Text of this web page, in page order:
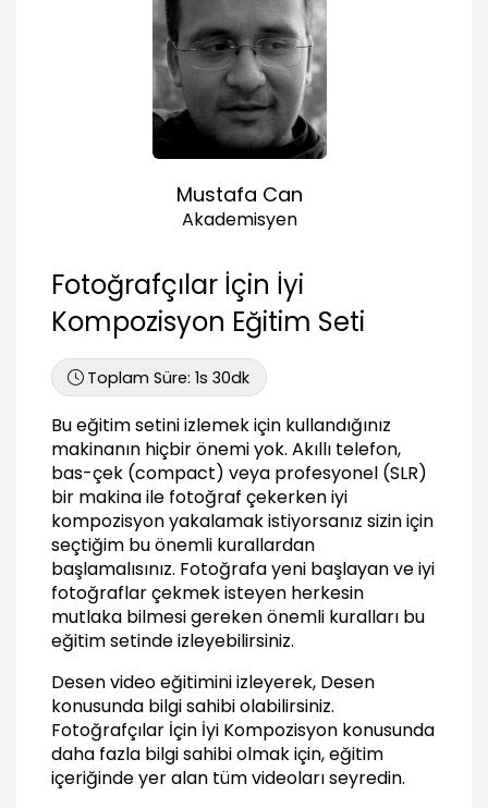
Altın Oran Kuralından Önce/Sonra
İyi Kullanılmış Altın Oran Örnekleri
Altın Üçgenler
İyi Kullanılmış Altın Üçgen Örnekleri
Sadelik
Konuyu Sadeleştirme (Anlatımı Güçlendirmek)
08:17
Sadelik Kuralı Örnekleri
Bakış Açısı
Alttan Bakış (Enerji)
04:03
Yukarıdan Bakış (Küçültme)
04:43
Denge
Simetrik
Asimetrik
02:17
Geometrik
01:08
Mustafa Can
Akademisyen
Fotoğrafçılar İçin İyi
Kompozisyon Eğitim Seti
Toplam Süre:1s 30dk
Bu eğitim setini izlemek için kullandığınız
makinanın hiçbir önemi yok. Akıllı telefon,
bas-çek (compact) veya profesyonel (SLR)
bir makina ile fotoğraf çekerken iyi
kompozisyon yakalamak istiyorsanız sizin için
seçtiğim bu önemli kurallardan
başlamalısınız. Fotoğrafa yeni başlayan ve iyi
fotoğraflar çekmek isteyen herkesin
mutlaka bilmesi gereken önemli kuralları bu
eğitim setinde izleyebilirsiniz.
Desen video eğitimini izleyerek, Desen
konusunda bilgi sahibi olabilirsiniz.
Fotoğrafçılar İçin İyi Kompozisyon konusunda
daha fazla bilgi sahibi olmak için, eğitim
içeriğinde yer alan tüm videoları seyredin.